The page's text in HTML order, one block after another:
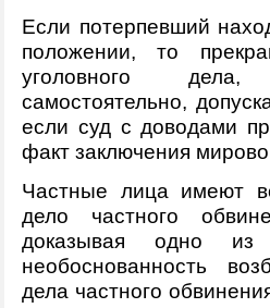
Если потерпевший
положении, то
уголовного дела,
самостоятельно,
если суд с доводами
факт заключения
Частные лица имеют
дело частного
доказывая одно из
необоснованность
дела частного